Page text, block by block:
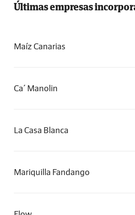
Últimas empresas
Maíz Canarias
Ca´ Manolin
La Casa Blanca
Mariquilla Fandango